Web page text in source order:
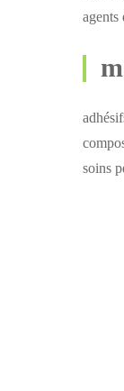
agents
soins